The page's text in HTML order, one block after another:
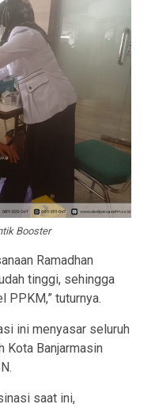
Booster
Ramadhan
tinggi, sehingga
PPKM,” tuturnya.
ini menyasar seluruh
Kota Banjarmasin
saat ini,